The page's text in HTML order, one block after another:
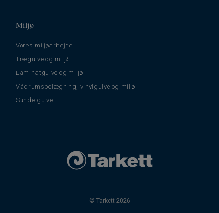
Miljø
Vores miljøarbejde
Trægulve og miljø
Laminatgulve og miljø
Vådrumsbelægning, vinylgulve og miljø
Sunde gulve
© Tarkett 2026